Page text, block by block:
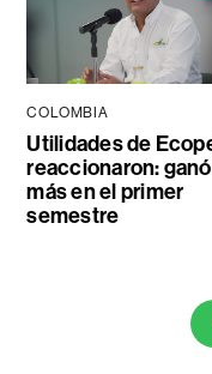
COLOMBIA
Utilidades de
reaccionaron:
más en el primer
semestre